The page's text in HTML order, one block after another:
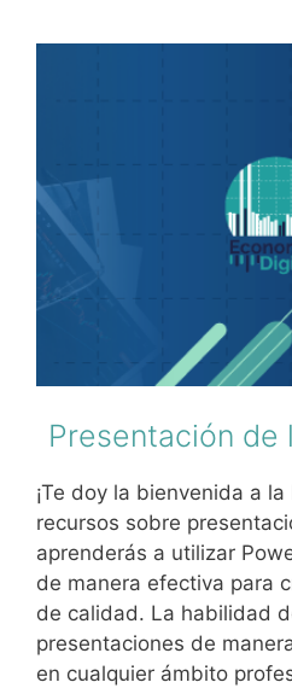
Presentación de
¡Te doy la bienvenida a
recursos sobre
aprenderás a utilizar
de manera efectiva para
de calidad. La habilidad
presentaciones de
en cualquier ámbito